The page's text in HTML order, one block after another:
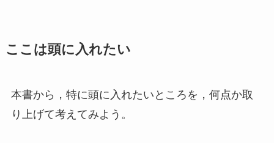
ここは頭に入れたい
本書から，特に頭に入れたいところを，何点か取
り上げて考えてみよう。